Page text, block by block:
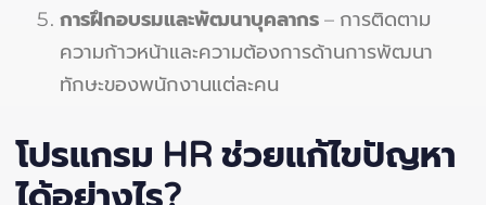
การฝึกอบรมและพัฒนาบุคลากร – การติดตาม
ความก้าวหน้าและความต้องการด้านการพัฒนา
ทักษะของพนักงานแต่ละคน
โปรแกรม HR ช่วยแก้ไขปัญหา